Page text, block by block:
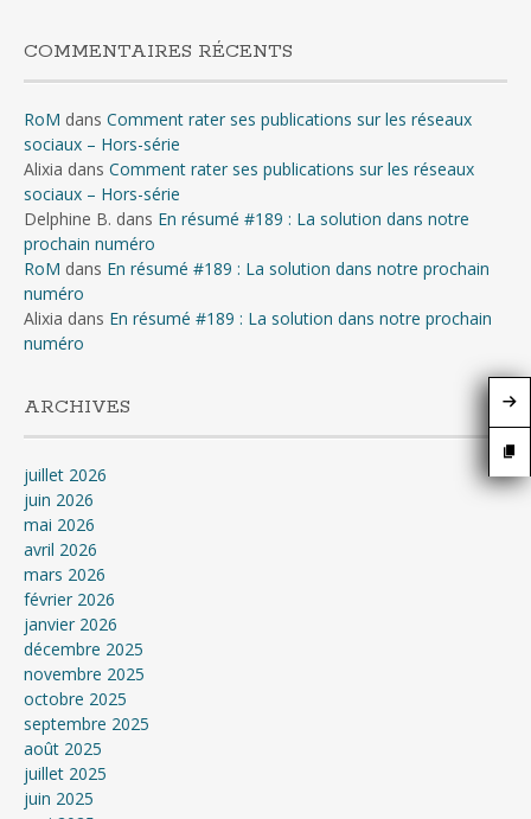
COMMENTAIRES RÉCENTS
RoM dans Comment rater ses publications sur les réseaux
sociaux – Hors-série
Alixia dans Comment rater ses publications sur les réseaux
sociaux – Hors-série
Delphine B. dans En résumé #189 : La solution dans notre
prochain numéro
RoM dans En résumé #189 : La solution dans notre prochain
numéro
Alixia dans En résumé #189 : La solution dans notre prochain
numéro
ARCHIVES
juillet 2026
juin 2026
mai 2026
avril 2026
mars 2026
février 2026
janvier 2026
décembre 2025
novembre 2025
octobre 2025
septembre 2025
août 2025
juillet 2025
juin 2025